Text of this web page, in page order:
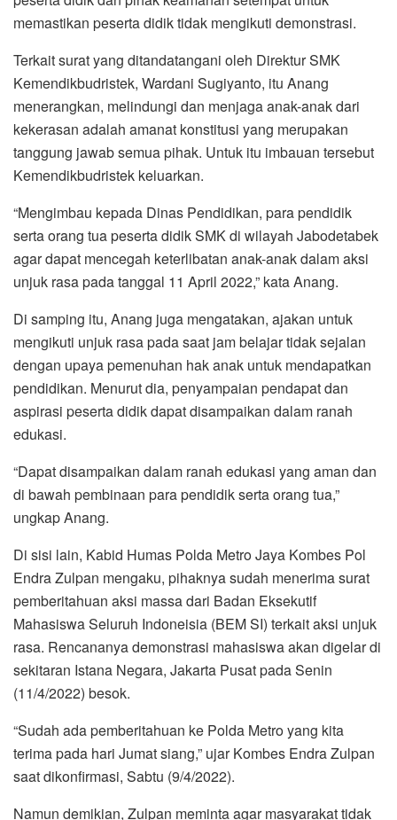
memastikan peserta didik tidak mengikuti demonstrasi.
Terkait surat yang ditandatangani oleh Direktur SMK
Kemendikbudristek, Wardani Sugiyanto, itu Anang
menerangkan, melindungi dan menjaga anak-anak dari
kekerasan adalah amanat konstitusi yang merupakan
tanggung jawab semua pihak. Untuk itu imbauan tersebut
Kemendikbudristek keluarkan.
“Mengimbau kepada Dinas Pendidikan, para pendidik
serta orang tua peserta didik SMK di wilayah Jabodetabek
agar dapat mencegah keterlibatan anak-anak dalam aksi
unjuk rasa pada tanggal 11 April 2022,” kata Anang.
Di samping itu, Anang juga mengatakan, ajakan untuk
mengikuti unjuk rasa pada saat jam belajar tidak sejalan
dengan upaya pemenuhan hak anak untuk mendapatkan
pendidikan. Menurut dia, penyampaian pendapat dan
aspirasi peserta didik dapat disampaikan dalam ranah
edukasi.
“Dapat disampaikan dalam ranah edukasi yang aman dan
di bawah pembinaan para pendidik serta orang tua,”
ungkap Anang.
Di sisi lain, Kabid Humas Polda Metro Jaya Kombes Pol
Endra Zulpan mengaku, pihaknya sudah menerima surat
pemberitahuan aksi massa dari Badan Eksekutif
Mahasiswa Seluruh Indoneisia (BEM SI) terkait aksi unjuk
rasa. Rencananya demonstrasi mahasiswa akan digelar di
sekitaran Istana Negara, Jakarta Pusat pada Senin
(11/4/2022) besok.
“Sudah ada pemberitahuan ke Polda Metro yang kita
terima pada hari Jumat siang,” ujar Kombes Endra Zulpan
saat dikonfirmasi, Sabtu (9/4/2022).
Namun demikian, Zulpan meminta agar masyarakat tidak